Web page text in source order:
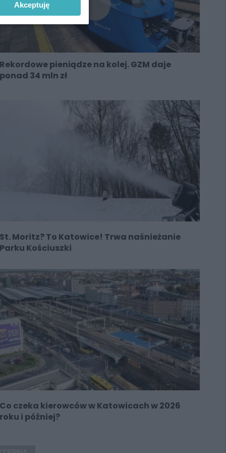
Rekordowe pieniądze na kolej. GZM daje
ponad 34 mln zł
St. Moritz? To Katowice! Trwa naśnieżanie
Parku Kościuszki
Co czeka kierowców w Katowicach w 2026
roku i później?
Akceptuję